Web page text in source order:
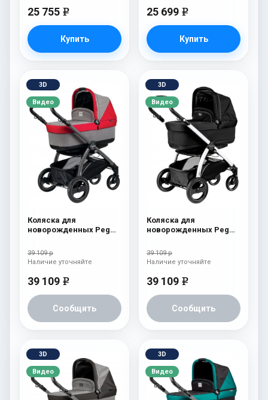
25 755 e
Купить
25 699 e
Купить
3D
Видео
Коляска для
новорожденных Peg
(шасси Jet) Tulip
39 109 р
39 109 e
Сообщить
Наличие уточняйте
3D
Видео
Коляска для
новорожденных Peg
(шасси Jet) Onyx
39 109 р
39 109 e
Сообщить
Наличие уточняйте
3D
Видео
3D
Видео